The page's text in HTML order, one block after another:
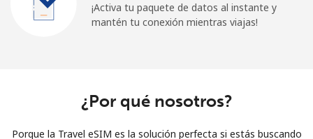
¡Activa tu paquete de datos al instante y
mantén tu conexión mientras viajas!
¿Por qué nosotros?
Porque la Travel eSIM es la solución perfecta si estás buscando